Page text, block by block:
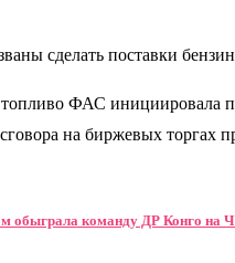
сделать поставки
топливо ФАС инициировала
на биржевых торгах
обыграла команду ДР Конго на